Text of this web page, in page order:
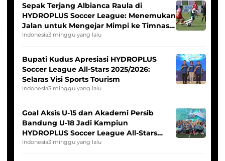
Sepak Terjang Albianca Raula di
HYDROPLUS Soccer League: Menemukan
Jalan untuk Mengejar Mimpi ke Timnas
Indonesia Putri
Indonesia3 minggu yang lalu
Bupati Kudus Apresiasi HYDROPLUS
Soccer League All-Stars 2025/2026:
Selaras Visi Sports Tourism
Indonesia3 minggu yang lalu
Goal Aksis U-15 dan Akademi Persib
Bandung U-18 Jadi Kampiun
HYDROPLUS Soccer League All-Stars
2025/2026
Indonesia3 minggu yang lalu